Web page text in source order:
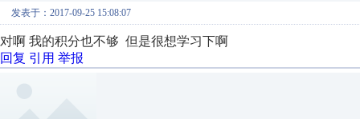
发表于：2017-09-25 15:08:07
对啊 我的积分也不够 但是很想学习下啊
回复 引用 举报